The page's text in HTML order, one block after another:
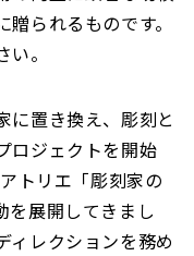
られるものです。
。
に置き換え、彫刻と
ロジェクトを開始
トリエ「彫刻家の
を展開してきまし
ィレクションを務め